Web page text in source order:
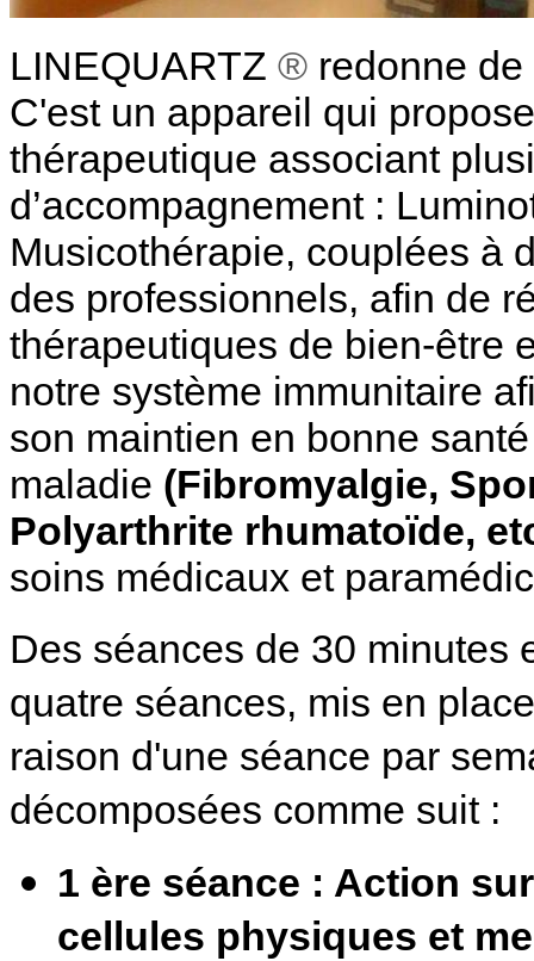
LINEQUARTZ ® redonne
C'est un appareil qui
thérapeutique associant
d’accompagnement :
Musicothérapie, couplées à
des professionnels, afin de
thérapeutiques de bien-être
notre système immunitaire
son maintien en bonne
maladie (Fibromyalgie,
Polyarthrite rhumatoïde,
soins médicaux et
Des séances de 30 minutes
quatre séances, mis en
raison d'une séance par
décomposées comme suit :
1 ère séance : Action
cellules physiques et